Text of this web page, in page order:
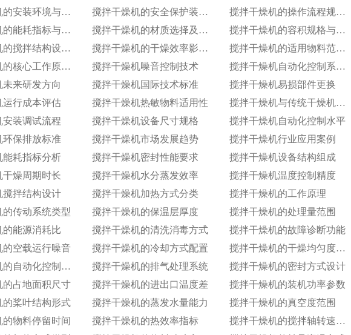
搅拌干燥机的安装环境与空间要求​
搅拌干燥机的安全保护装置配置​ 搅拌干燥机的操作流程规范要求​
搅拌干燥机的能耗指标与节能设计​
搅拌干燥机的材质选择及耐高温性能​ 搅拌干燥机的容积规格与生产需求匹配​
搅拌干燥机的搅拌结构设计特点​
搅拌干燥机的干燥效率影响因素分析​ 搅拌干燥机的适用物料范围详解​
搅拌干燥机的核心工作原理解析​
搅拌干燥机噪音控制技术 搅拌干燥机自动化控制系统配置
来研发方向
搅拌干燥机国际技术标准 搅拌干燥机易损部件更换
运行成本评估
搅拌干燥机热敏物料适用性 搅拌干燥机与传统干燥机差异
安装调试流程
搅拌干燥机设备尺寸规格 搅拌干燥机自动化控制水平
环保排放标准
搅拌干燥机市场发展趋势 搅拌干燥机行业应用案例
能耗指标分析
搅拌干燥机密封性能要求 搅拌干燥机设备结构组成
干燥周期时长
搅拌干燥机水分蒸发效率 搅拌干燥机温度控制精度
搅拌结构设计
搅拌干燥机加热方式分类 搅拌干燥机的工作原理
的传动系统类型
搅拌干燥机的保温层厚度 搅拌干燥机的处理量范围
的能源消耗比
搅拌干燥机的清洗消毒方式 搅拌干燥机的故障诊断功能
的空载运行噪音
搅拌干燥机的冷却方式配置 搅拌干燥机的干燥均匀度标准
搅拌干燥机的自动化控制等级
搅拌干燥机的排气处理系统 搅拌干燥机的密封方式设计
的占地面积尺寸
搅拌干燥机的进出口温度差 搅拌干燥机的装机功率参数
的桨叶结构形式
搅拌干燥机的蒸发水量能力 搅拌干燥机的真空度范围
物料停留时间
搅拌干燥机的热效率指标 搅拌干燥机的搅拌轴转速范围